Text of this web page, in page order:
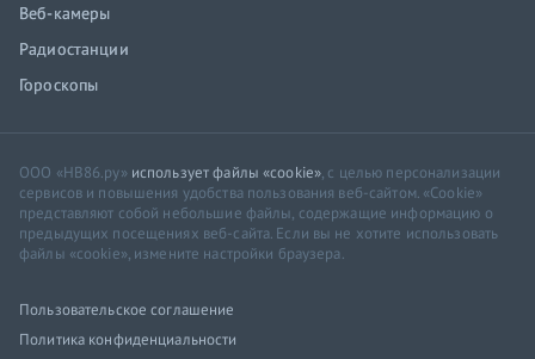
Веб-камеры
Радиостанции
Гороскопы
ООО «НВ86.ру» использует файлы «cookie», с целью персонализации
сервисов и повышения удобства пользования веб-сайтом. «Cookie»
представляют собой небольшие файлы, содержащие информацию о
предыдущих посещениях веб-сайта. Если вы не хотите использовать
файлы «cookie», измените настройки браузера.
Пользовательское соглашение
Политика конфиденциальности